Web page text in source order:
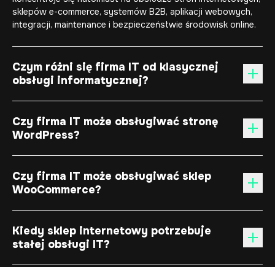
sklepów e-commerce, systemów B2B, aplikacji webowych,
integracji, maintenance i bezpieczeństwie środowisk online.
Czym różni się firma IT od klasycznej
obsługi informatycznej?
Czy firma IT może obsługiwać stronę
WordPress?
Czy firma IT może obsługiwać sklep
WooCommerce?
Kiedy sklep internetowy potrzebuje
stałej obsługi IT?